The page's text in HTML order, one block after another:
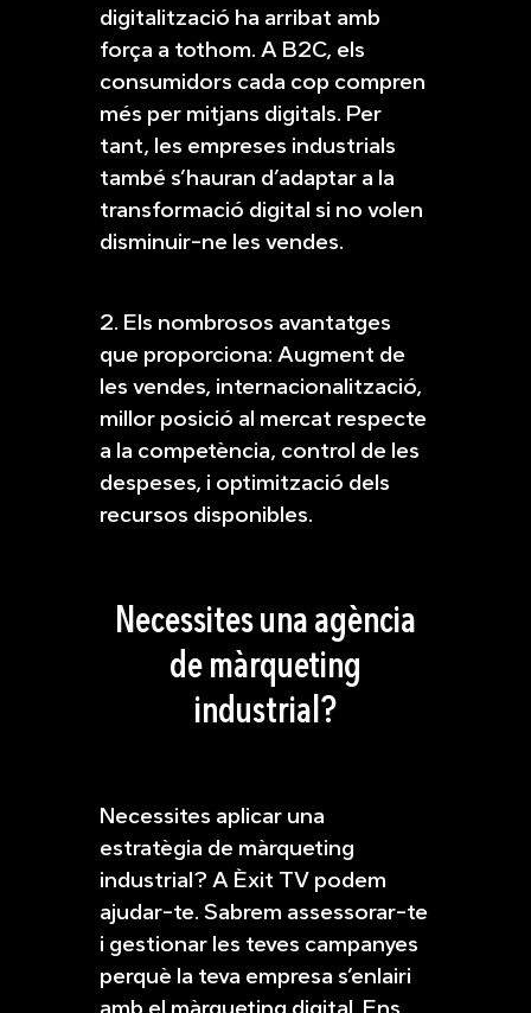
digitalització ha arribat amb
força a tothom. A B2C, els
consumidors cada cop compren
més per mitjans digitals. Per
tant, les empreses industrials
també s’hauran d’adaptar a la
transformació digital si no volen
disminuir-ne les vendes.
2. Els nombrosos avantatges
que proporciona: Augment de
les vendes, internacionalització,
millor posició al mercat respecte
a la competència, control de les
despeses, i optimització dels
recursos disponibles.
Necessites una agència
de màrqueting
industrial?
Necessites aplicar una
estratègia de màrqueting
industrial? A Èxit TV podem
ajudar-te. Sabrem assessorar-te
i gestionar les teves campanyes
perquè la teva empresa s’enlairi